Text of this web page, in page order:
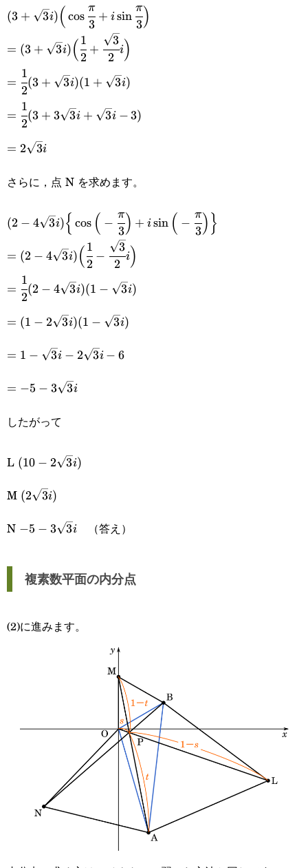
(3+\sqrt{3}i)\Big(\cos\cfrac{\pi}
{3}+i\sin\cfrac{\pi}{3}\Big)
(3 + 3i)( cos
3
π
+ i sin
3
π)
(3+\sqrt{3}i)\Big(\cfrac{1}
{2}+\cfrac{\sqrt{3}}
{2}i\Big)
= (3 + 3i)( 2
1
+
2
3
i)
=\cfrac{1}
{2}
(3+\sqrt{3}i)
(1+\sqrt{3}i)
=
2
1
(3 + 3i)(1 + 3i)
=\cfrac{1}{2}
(3+3\sqrt{3}i+\sqrt{3}i-
3)
=
2
1
(3 + 3 3i + 3i − 3)
=2\sqrt{3}i
= 2 3i
さらに，点 N を求めます。
(2-4\sqrt{3}i)\Big\
{\cos\Big(-
\cfrac{\pi}
{3}\Big)+i\sin\Big(-
(2 − 4 3i){ cos ( −
3
π) + isin ( −
3
π)}
=(2-
4\sqrt{3}i)\Big(\cfrac{1}
{2}-\cfrac{\sqrt{3}}
{2}i\Big)
= (2 − 4 3i)( 2
1
−
2
3
i)
=\cfrac{1}
{2}(2-
4\sqrt{3}i)
(1-
=
2
1
(2 − 4 3i)(1 − 3i)
=(1-
(1-
\sqrt{3}i)
= (1 − 2 3i)(1 − 3i)
2\sqrt{3}i-
6
= 1 − 3i − 2 3i − 6
= −5 − 3 3i
したがって
L (10-
(10 − 2 3i)
M (2\sqrt{3}i)
(2 3i)
N −5 − 3 3i（答え）
複素数平面の内分点
(2)に進みます。